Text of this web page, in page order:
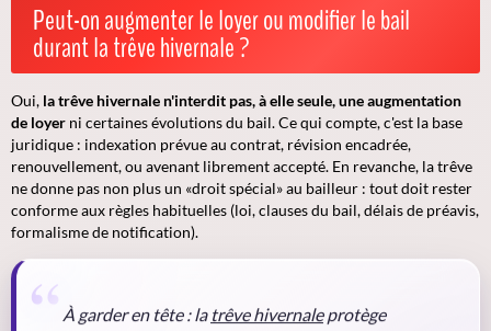
Peut-on augmenter le loyer ou modifier le bail
durant la trêve hivernale ?
Oui, la trêve hivernale n'interdit pas, à elle seule, une augmentation
de loyer ni certaines évolutions du bail. Ce qui compte, c'est la base
juridique : indexation prévue au contrat, révision encadrée,
renouvellement, ou avenant librement accepté. En revanche, la trêve
ne donne pas non plus un «droit spécial» au bailleur : tout doit rester
conforme aux règles habituelles (loi, clauses du bail, délais de préavis,
formalisme de notification).
À garder en tête :latrêve hivernaleprotège